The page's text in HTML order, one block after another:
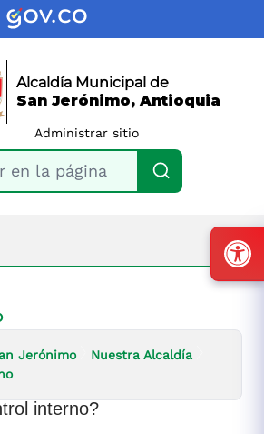
Alcaldía Municipal de
San Jerónimo, Antioquia
Administrar sitio
en la página
Jerónimo
Nuestra Alcaldía
interno?